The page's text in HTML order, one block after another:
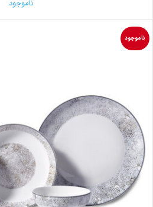
ناموجود
ناموجود